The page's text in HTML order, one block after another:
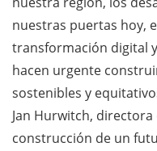
nuestras puertas hoy,
transformación digital
hacen urgente
sostenibles y
Jan Hurwitch, directora
construcción de un